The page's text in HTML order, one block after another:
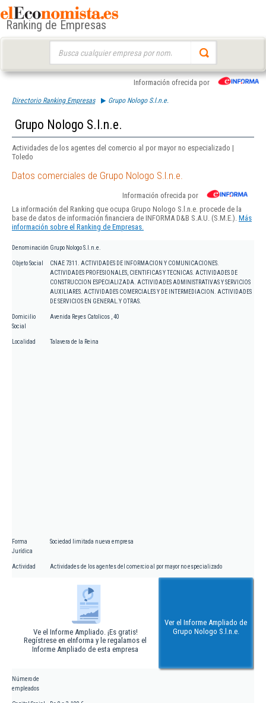
Ranking de Empresas
Información ofrecida por
Directorio Ranking Empresas Grupo Nologo S.l.n.e.
Grupo Nologo S.l.n.e.
Actividades de los agentes del comercio al por mayor no especializado |
Toledo
Datos comerciales de Grupo Nologo S.l.n.e.
Información ofrecida por
La información del Ranking que ocupa Grupo Nologo S.l.n.e. procede de la
base de datos de información financiera de INFORMA D&B S.A.U. (S.M.E.). Más
información sobre el Ranking de Empresas.
Denominación Grupo Nologo S.l.n.e.
Objeto Social
CNAE 7311. ACTIVIDADES DE INFORMACION Y COMUNICACIONES.
ACTIVIDADES PROFESIONALES, CIENTIFICAS Y TECNICAS. ACTIVIDADES DE
CONSTRUCCION ESPECIALIZADA. ACTIVIDADES ADMINISTRATIVAS Y SERVICIOS
AUXILIARES. ACTIVIDADES COMERCIALES Y DE INTERMEDIACION. ACTIVIDADES
DE SERVICIOS EN GENERAL.Y OTRAS.
Domicilio
Social
Avenida Reyes Catolicos , 40
Localidad Talavera de la Reina
Forma
Jurídica
Sociedad limitada nueva empresa
Actividad Actividades de los agentes del comercio al por mayor no especializado
Ve el Informe Ampliado. ¡Es gratis!
Regístrese en eInforma y le regalamos el
Informe Ampliado de esta empresa
Ver el Informe Ampliado de
Grupo Nologo S.l.n.e.
Número de
empleados